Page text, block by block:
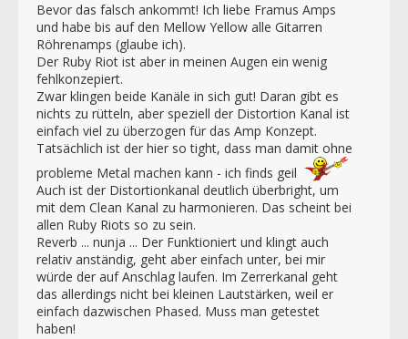
Bevor das falsch ankommt! Ich liebe Framus Amps
und habe bis auf den Mellow Yellow alle Gitarren
Röhrenamps (glaube ich).
Der Ruby Riot ist aber in meinen Augen ein wenig
fehlkonzepiert.
Zwar klingen beide Kanäle in sich gut! Daran gibt es
nichts zu rütteln, aber speziell der Distortion Kanal ist
einfach viel zu überzogen für das Amp Konzept.
Tatsächlich ist der hier so tight, dass man damit ohne
probleme Metal machen kann - ich finds geil
Auch ist der Distortionkanal deutlich überbright, um
mit dem Clean Kanal zu harmonieren. Das scheint bei
allen Ruby Riots so zu sein.
Reverb ... nunja ... Der Funktioniert und klingt auch
relativ anständig, geht aber einfach unter, bei mir
würde der auf Anschlag laufen. Im Zerrerkanal geht
das allerdings nicht bei kleinen Lautstärken, weil er
einfach dazwischen Phased. Muss man getestet
haben!